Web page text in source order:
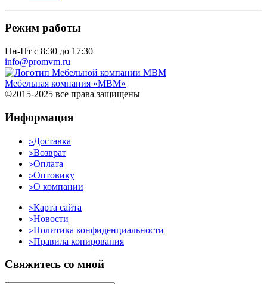
Режим работы
Пн-Пт с 8:30 до 17:30
info@promvm.ru
Мебельная компания «МВМ»
©2015-2025 все права защищены
Информация
▹Доставка
▹Возврат
▹Оплата
▹Оптовику
▹О компании
▹Карта сайта
▹Новости
▹Политика конфиденциальности
▹Правила копирования
Cвяжитесь со мной